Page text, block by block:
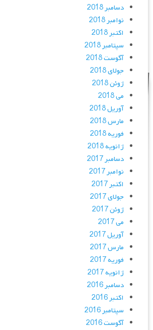
دسامبر 2018
نوامبر 2018
اکتبر 2018
سپتامبر 2018
آگوست 2018
جولای 2018
ژوئن 2018
می 2018
آوریل 2018
مارس 2018
فوریه 2018
ژانویه 2018
دسامبر 2017
نوامبر 2017
اکتبر 2017
جولای 2017
ژوئن 2017
می 2017
آوریل 2017
مارس 2017
فوریه 2017
ژانویه 2017
دسامبر 2016
اکتبر 2016
سپتامبر 2016
آگوست 2016